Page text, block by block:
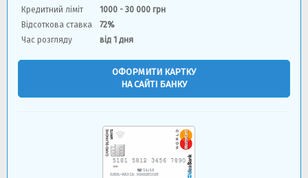
Кредитний ліміт
1000 - 30 000 грн
Відсоткова ставка
72%
Час розгляду
від 1 дня
ОФОРМИТИ КАРТКУ
НА САЙТІ БАНКУ